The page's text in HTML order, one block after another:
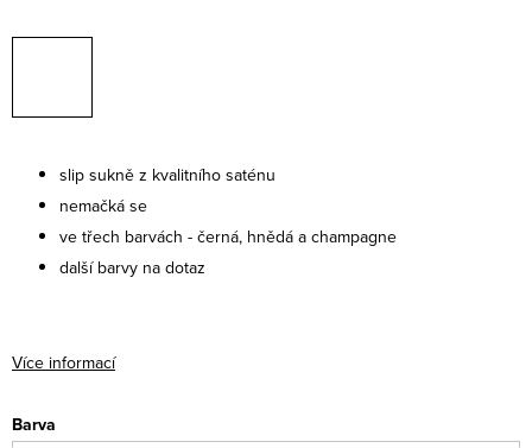
slip sukně z kvalitního saténu
nemačká se
ve třech barvách - černá, hnědá a champagne
další barvy na dotaz
Více informací
Barva